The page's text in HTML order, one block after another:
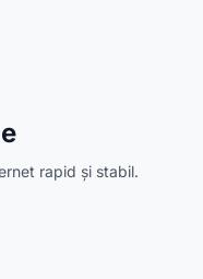
rapid și stabil.